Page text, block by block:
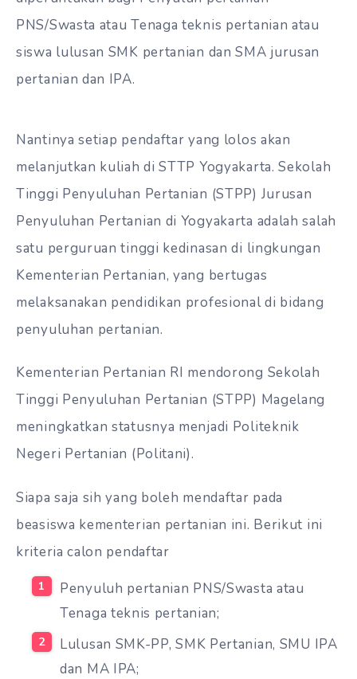
PNS/Swasta atau Tenaga teknis pertanian atau
siswa lulusan SMK pertanian dan SMA jurusan
pertanian dan IPA.
Nantinya setiap pendaftar yang lolos akan
melanjutkan kuliah di STTP Yogyakarta. Sekolah
Tinggi Penyuluhan Pertanian (STPP) Jurusan
Penyuluhan Pertanian di Yogyakarta adalah salah
satu perguruan tinggi kedinasan di lingkungan
Kementerian Pertanian, yang bertugas
melaksanakan pendidikan profesional di bidang
penyuluhan pertanian.
Kementerian Pertanian RI mendorong Sekolah
Tinggi Penyuluhan Pertanian (STPP) Magelang
meningkatkan statusnya menjadi Politeknik
Negeri Pertanian (Politani).
Siapa saja sih yang boleh mendaftar pada
beasiswa kementerian pertanian ini. Berikut ini
kriteria calon pendaftar
Penyuluh pertanian PNS/Swasta atau
Tenaga teknis pertanian;
Lulusan SMK-PP, SMK Pertanian, SMU IPA
dan MA IPA;